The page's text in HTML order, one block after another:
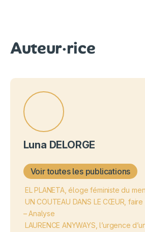
Auteur·rice
Luna DELORGE
Voir toutes les publications
EL PLANETA, éloge féministe du
UN COUTEAU DANS LE CŒUR, faire
– Analyse
LAURENCE ANYWAYS, l’urgence